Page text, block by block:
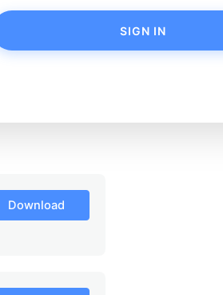
SIGN IN
Download